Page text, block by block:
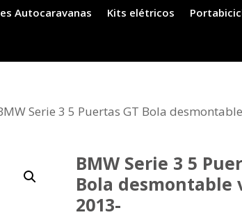
Autocaravanas Kits elétricos
Serie 3 5 Puertas GT Bola
BMW Serie 3 5
Bola desmontable
2013-